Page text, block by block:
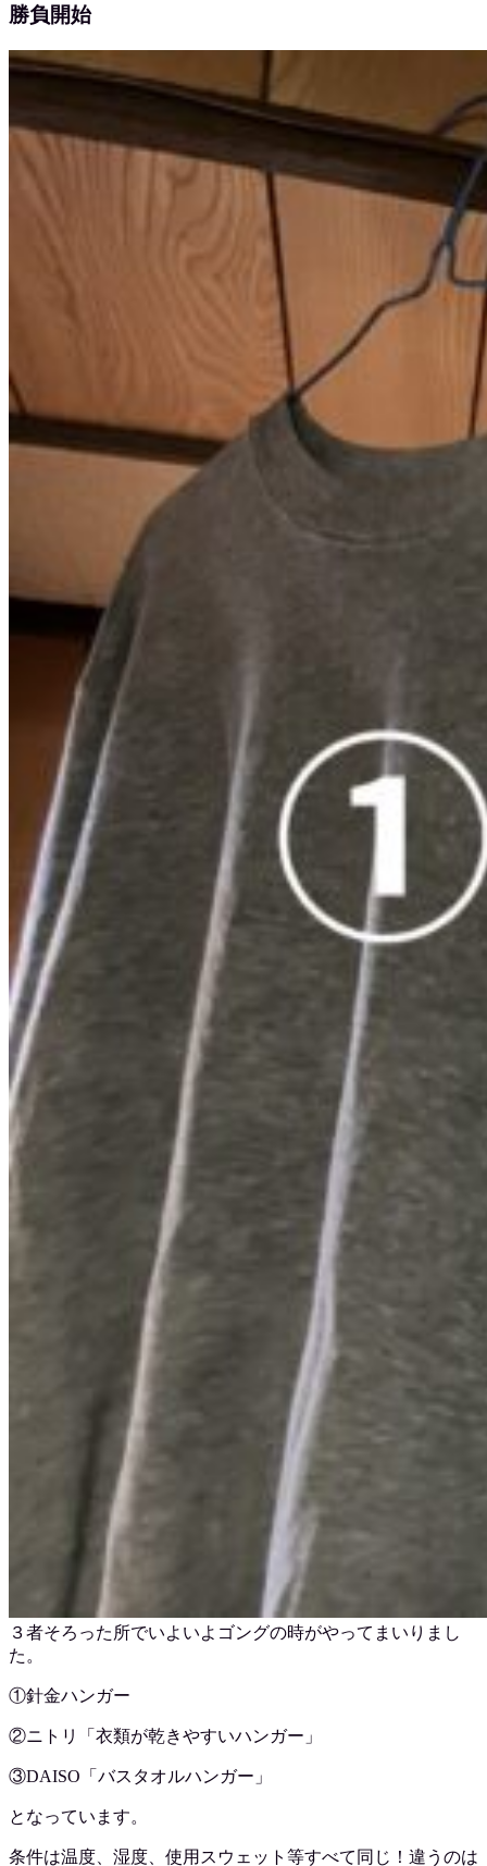
勝負開始
３者そろった所でいよいよゴングの時がやってまいりまし
た。
①針金ハンガー
②ニトリ「衣類が乾きやすいハンガー」
③DAISO「バスタオルハンガー」
となっています。
条件は温度、湿度、使用スウェット等すべて同じ！違うのは